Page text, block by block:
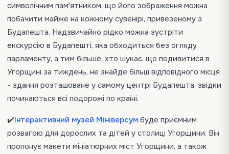
символічним пам'ятником, що його зображення можна
побачити майже на кожному сувенірі, привезеному з
Будапешта. Надзвичайно рідко можна зустріти
екскурсію в Будапешті, яка обходиться без огляду
парламенту, а тим більше, хто шукає, що подивитися в
Угорщині за тиждень, не знайде більш відповідного місця
- здання розташоване у самому центрі Будапешта, звідки
починаються всі подорожі по країні.
✔️Інтерактивний музей Мініверсум буде приємним
розвагою для дорослих та дітей у столиці Угорщини. Він
пропонує макети мініатюрних міст Угорщини, а також